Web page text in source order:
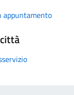
appuntamento